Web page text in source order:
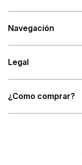
Navegación
Legal
¿Como comprar?